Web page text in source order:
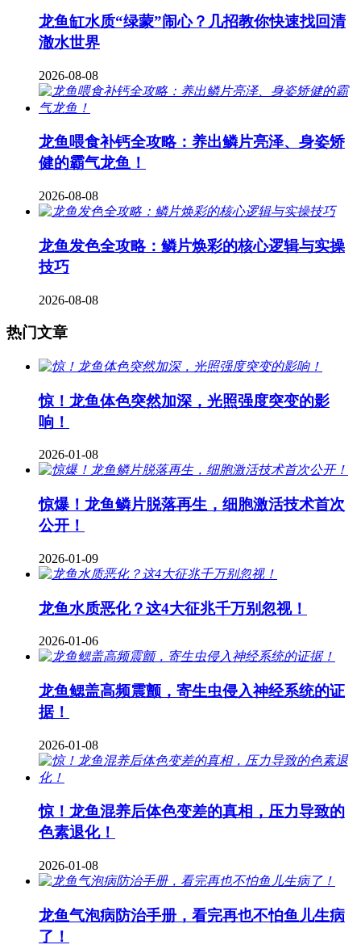
龙鱼缸水质“绿蒙”闹心？几招教你快速找回清
澈水世界
2026-08-08
龙鱼喂食补钙全攻略：养出鳞片亮泽、身姿矫
健的霸气龙鱼！
2026-08-08
龙鱼发色全攻略：鳞片焕彩的核心逻辑与实操
技巧
2026-08-08
热门文章
惊！龙鱼体色突然加深，光照强度突变的影
响！
2026-01-08
惊爆！龙鱼鳞片脱落再生，细胞激活技术首次
公开！
2026-01-09
龙鱼水质恶化？这4大征兆千万别忽视！
2026-01-06
龙鱼鳃盖高频震颤，寄生虫侵入神经系统的证
据！
2026-01-08
惊！龙鱼混养后体色变差的真相，压力导致的
色素退化！
2026-01-08
龙鱼气泡病防治手册，看完再也不怕鱼儿生病
了！